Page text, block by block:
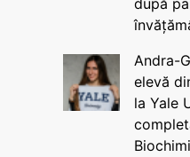
după
Andra-
elevă
la Yale